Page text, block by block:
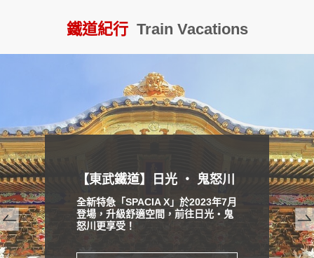
prev next
鐵道紀行 Train Vacations
【東武鐵道】日光 ‧ 鬼怒川
全新特急「SPACIA X」於2023年7月
登場，升級舒適空間，前往日光・鬼
怒川更享受！